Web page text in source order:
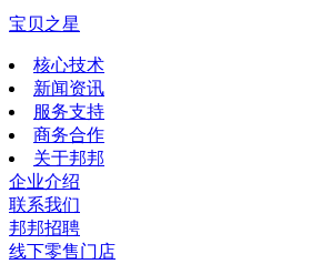
宝贝之星
核心技术
新闻资讯
服务支持
商务合作
关于邦邦
企业介绍
联系我们
邦邦招聘
线下零售门店